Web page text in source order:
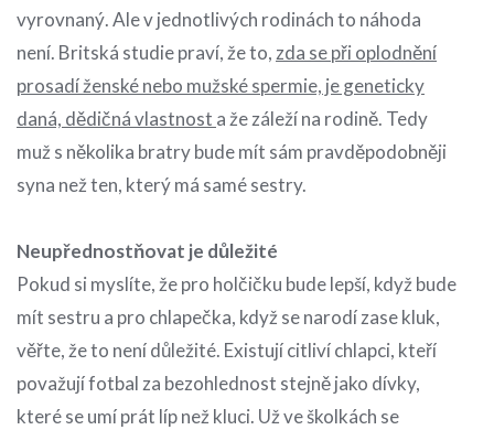
vyrovnaný. Ale v jednotlivých rodinách to náhoda
není. Britská studie praví, že to,zda se při oplodnění
prosadí ženské nebo mužské spermie, je geneticky
daná, dědičná vlastnost a že záleží na rodině. Tedy
muž s několika bratry bude mít sám pravděpodobněji
syna než ten, který má samé sestry.
Neupřednostňovat je důležité
Pokud si myslíte, že pro holčičku bude lepší, když bude
mít sestru a pro chlapečka, když se narodí zase kluk,
věřte, že to není důležité. Existují citliví chlapci, kteří
považují fotbal za bezohlednost stejně jako dívky,
které se umí prát líp než kluci. Už ve školkách se